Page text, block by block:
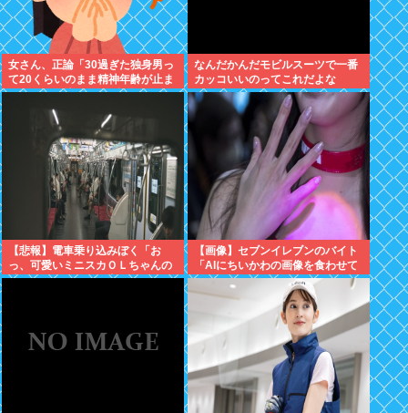
女さん、正論「30過ぎた独身男っ
て20くらいのまま精神年齢が止ま
っていて気持ち悪い」話題にwww
なんだかんだモビルスーツで一番
カッコいいのってこれだよな
【悲報】電車乗り込みぼく「お
っ、可愛いミニスカＯＬちゃんの
隣あいてんじゃん！座ったろ！」
【画像】セブンイレブンのバイト
「AIにちいかわの画像を食わせて
っと…できた！」⇒！